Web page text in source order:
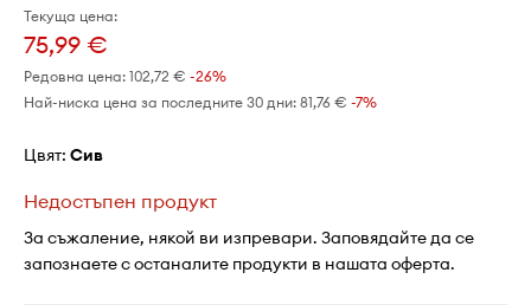
Текуща цена:
75,99 €
Редовна цена: 102,72 € -26%
Най-ниска цена за последните 30 дни: 81,76 € -7%
Цвят: сив
Недостъпен продукт
За съжаление, някой ви изпревари. Заповядайте да се
запознаете с останалите продукти в нашата оферта.